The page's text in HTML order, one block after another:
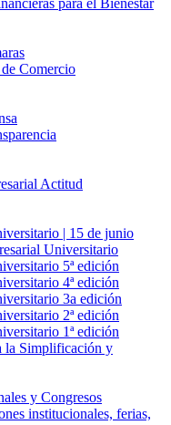
de Comercio
Actitud
| 15 de junio
Universitario
5ª edición
4ª edición
3a edición
2ª edición
1ª edición
la Simplificación y
y Congresos
institucionales, ferias,